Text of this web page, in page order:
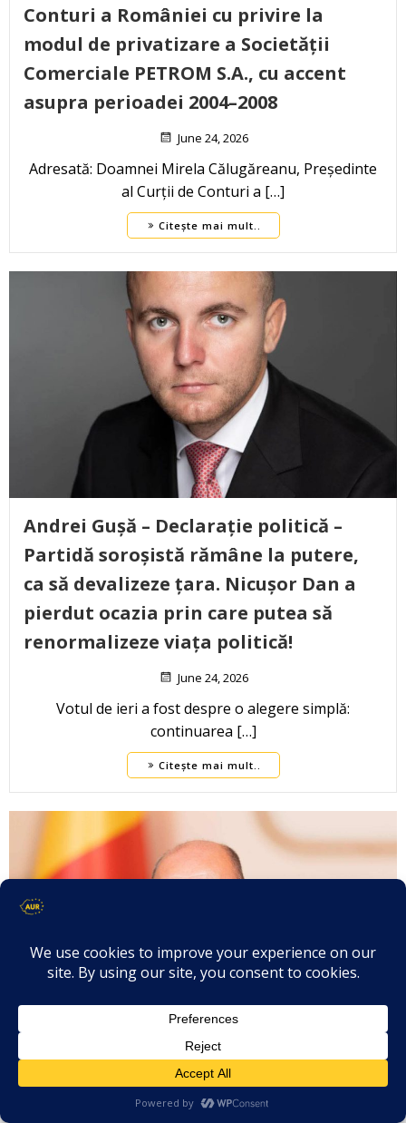
Conturi a României cu privire la
modul de privatizare a Societății
Comerciale PETROM S.A., cu accent
asupra perioadei 2004–2008
June 24, 2026
Adresată: Doamnei Mirela Călugăreanu, Președinte
al Curții de Conturi a […]
Citește mai mult..
Andrei Gușă – Declarație politică –
Partidă soroșistă rămâne la putere,
ca să devalizeze țara. Nicușor Dan a
pierdut ocazia prin care putea să
renormalizeze viața politică!
June 24, 2026
Votul de ieri a fost despre o alegere simplă:
continuarea […]
Citește mai mult..
Dorel Vulpoiu – Declarație politică –
Majorarea infimă a salariului minim,